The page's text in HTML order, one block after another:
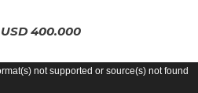
400.000
not supported or source(s) not found